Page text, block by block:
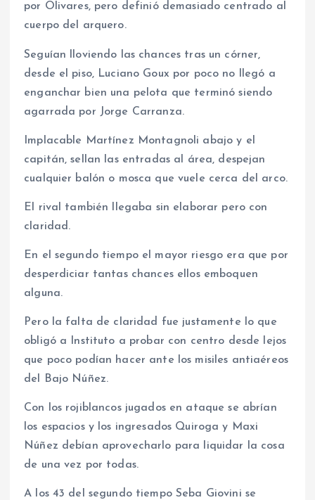
por Olivares, pero definió demasiado centrado al
cuerpo del arquero.
Seguían lloviendo las chances tras un córner,
desde el piso, Luciano Goux por poco no llegó a
enganchar bien una pelota que terminó siendo
agarrada por Jorge Carranza.
Implacable Martínez Montagnoli abajo y el
capitán, sellan las entradas al área, despejan
cualquier balón o mosca que vuele cerca del arco.
El rival también llegaba sin elaborar pero con
claridad.
En el segundo tiempo el mayor riesgo era que por
desperdiciar tantas chances ellos emboquen
alguna.
Pero la falta de claridad fue justamente lo que
obligó a Instituto a probar con centro desde lejos
que poco podían hacer ante los misiles antiaéreos
del Bajo Núñez.
Con los rojiblancos jugados en ataque se abrían
los espacios y los ingresados Quiroga y Maxi
Núñez debían aprovecharlo para liquidar la cosa
de una vez por todas.
A los 43 del segundo tiempo Seba Giovini se